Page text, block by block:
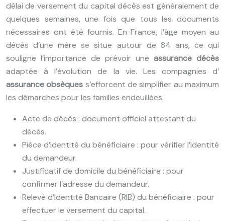
délai de versement du capital décès est généralement de
quelques semaines, une fois que tous les documents
nécessaires ont été fournis. En France, l’âge moyen au
décès d’une mère se situe autour de 84 ans, ce qui
souligne l’importance de prévoir une assurance décès
adaptée à l’évolution de la vie. Les compagnies d’
assurance obsèques s’efforcent de simplifier au maximum
les démarches pour les familles endeuillées.
Acte de décès : document officiel attestant du
décès.
Pièce d’identité du bénéficiaire : pour vérifier l’identité
du demandeur.
Justificatif de domicile du bénéficiaire : pour
confirmer l’adresse du demandeur.
Relevé d’Identité Bancaire (RIB) du bénéficiaire : pour
effectuer le versement du capital.